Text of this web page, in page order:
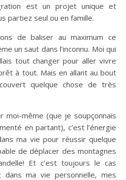
est un projet unique et
partiez seul ou en famille.
de baliser au maximum ce
un saut dans l’inconnu. Moi qui
tout changer pour aller vivre
à tout. Mais en allant au bout
quelque chose de très
moi-même (que je soupçonnais
en partant), c’est l’énergie
ma vie pour réussir quelque
de déplacer des montagnes
Et c’est toujours le cas
dans ma vie personnelle, mes